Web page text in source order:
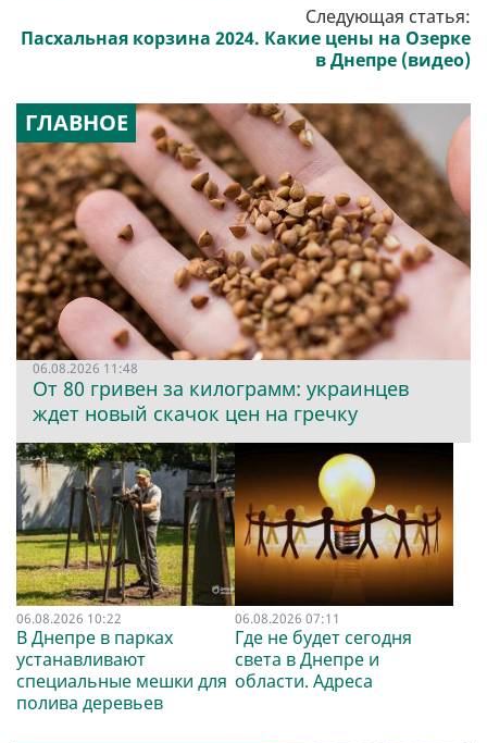
Следующая статья:
Пасхальная корзина 2024. Какие цены на Озерке
в Днепре (видео)
ГЛАВНОЕ
06.08.2026 11:48
От 80 гривен за килограмм: украинцев
ждет новый скачок цен на гречку
06.08.2026 10:22
В Днепре в парках
устанавливают
специальные мешки для
полива деревьев
06.08.2026 07:11
Где не будет сегодня
света в Днепре и
области. Адреса